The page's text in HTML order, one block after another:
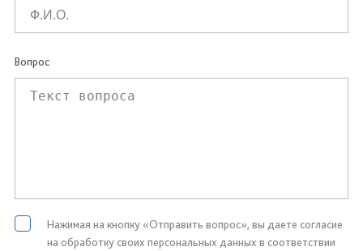
Вопрос
Нажимая на кнопку «Отправить вопрос», вы даете согласие
на обработку своих персональных данных в соответствии